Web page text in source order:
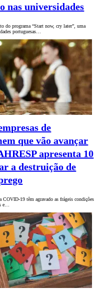
nas universidades
do programa “Start now, cry later”, uma
portuguesas…
de
que vão avançar
apresenta 10
a destruição de
COVID-19 têm agravado as frágeis condições
e…